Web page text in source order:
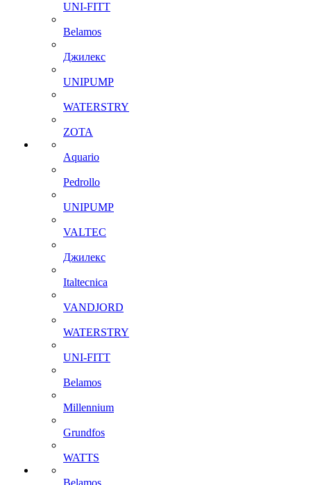
UNI-FITT
Belamos
Джилекс
UNIPUMP
WATERSTRY
ZOTA
Aquario
Pedrollo
UNIPUMP
VALTEC
Джилекс
Italtecnica
VANDJORD
WATERSTRY
UNI-FITT
Belamos
Millennium
Grundfos
WATTS
Belamos